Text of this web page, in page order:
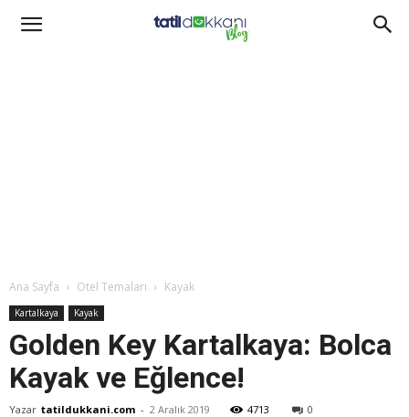
Ana Sayfa Otel Temaları Kayak
Kartalkaya Kayak
Golden Key Kartalkaya: Bolca
Kayak ve Eğlence!
Yazar tatildukkani.com - 2 Aralık 2019 4713 0